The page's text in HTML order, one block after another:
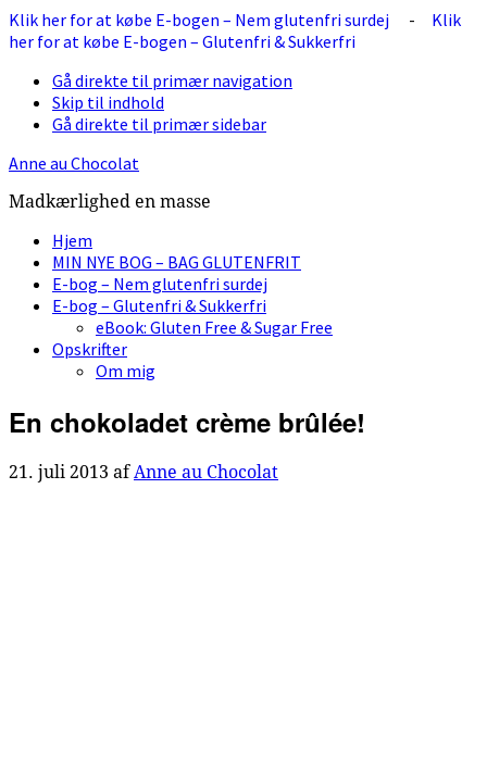
Klik her for at købe E-bogen – Nem glutenfri surdej - Klik
her for at købe E-bogen – Glutenfri & Sukkerfri
Gå direkte til primær navigation
Skip til indhold
Gå direkte til primær sidebar
Anne au Chocolat
Madkærlighed en masse
Hjem
MIN NYE BOG – BAG GLUTENFRIT
E-bog – Nem glutenfri surdej
E-bog – Glutenfri & Sukkerfri
eBook: Gluten Free & Sugar Free
Opskrifter
Om mig
En chokoladet crème brûlée!
21. juli 2013 afAnne au Chocolat